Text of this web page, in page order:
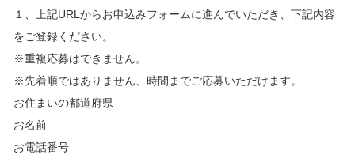
１、上記URLからお申込みフォームに進んでいただき、下記内容
をご登録ください。
※重複応募はできません。
※先着順ではありません、時間までご応募いただけます。
お住まいの都道府県
お名前
お電話番号